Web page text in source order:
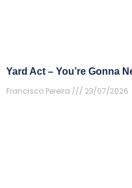
Yard Act – You’re Gonna
Francisco Pereira
23/07/2026